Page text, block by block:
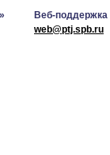
Веб-поддержка
web@ptj.spb.ru